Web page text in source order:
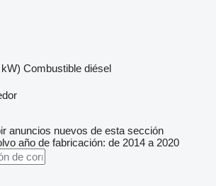
Combustible diésel
anuncios nuevos de esta sección
año de fabricación: de 2014 a 2020